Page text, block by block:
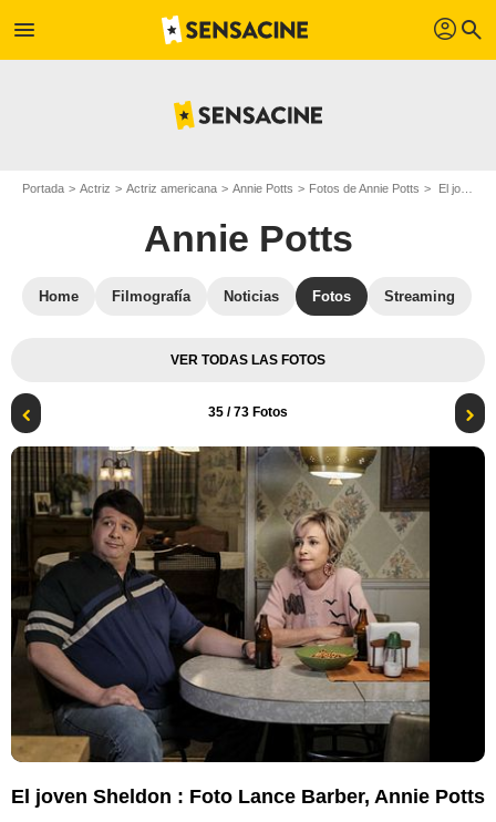
menu profil search
Portada Actriz Actriz americana Annie Potts Fotos de Annie Potts El joven Sheldon : Foto Lance Barber, Annie Potts
Annie Potts
Home Filmografía Noticias Fotos Streaming
VER TODAS LAS FOTOS
35 / 73 Fotos
El joven Sheldon : Foto Lance Barber, Annie Potts